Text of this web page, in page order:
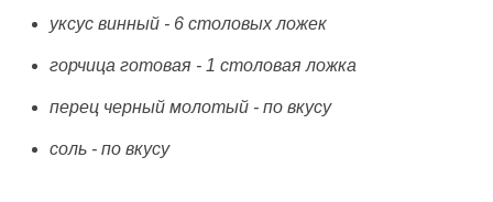
уксус винный - 6 столовых ложек
горчица готовая - 1 столовая ложка
перец черный молотый - по вкусу
соль - по вкусу